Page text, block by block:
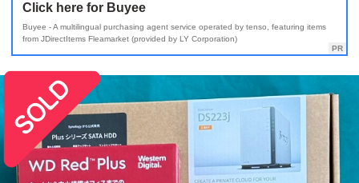
Click here for Buyee
Buyee - A multilingual purchasing agent service operated by tenso, featuring items
from JDirectItems Fleamarket (provided by LY Corporation)